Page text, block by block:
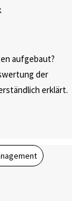
aufgebaut?
der
erklärt.